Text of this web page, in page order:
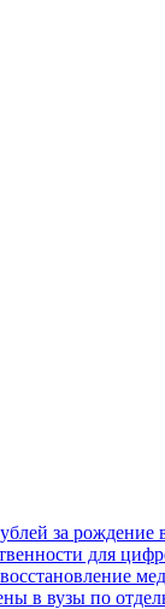
за рождение
для
в вузы по